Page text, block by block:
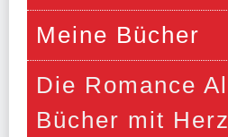
Meine Bücher
Die Romance
Bücher mit Herz